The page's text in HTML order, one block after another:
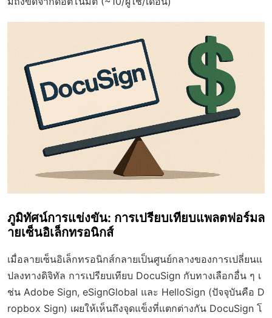
ภูมิทัศน์การแข่งขัน: การเปรียบเทียบแพลตฟอร์มล
ายเซ็นอิเล็กทรอนิกส์
เมื่อลายเซ็นอิเล็กทรอนิกส์กลายเป็นศูนย์กลางของการเปลี่ยนแ
ปลงทางดิจิทัล การเปรียบเทียบ DocuSign กับทางเลือกอื่น ๆ เ
ช่น Adobe Sign, eSignGlobal และ HelloSign (ปัจจุบันคือ D
ropbox Sign) เผยให้เห็นถึงจุดแข็งที่แตกต่างกัน DocuSign โ